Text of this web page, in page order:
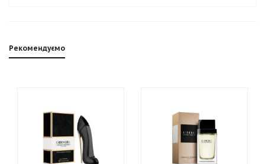
Рекомендуємо